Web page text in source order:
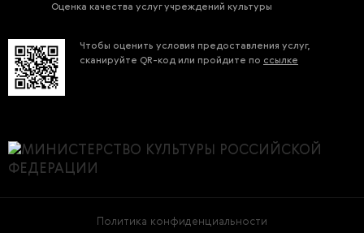
Оценка качества услуг учреждений культуры
Чтобы оценить условия предоставления услуг,
сканируйте QR-код или пройдите по ссылке
Политика конфиденциальности